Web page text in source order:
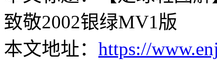
致敬2002银绿MV1版
本文地址： https://